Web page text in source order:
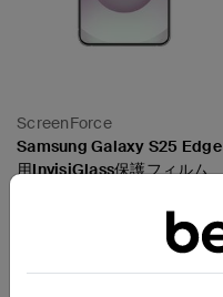
ScreenForce
Samsung Galaxy S25 Edge
用InvisiGlass保護フィルム